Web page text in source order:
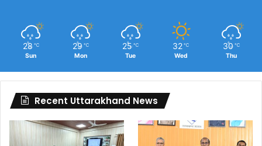
28 ℃
Sun
29 ℃
Mon
25 ℃
Tue
32 ℃
Wed
30 ℃
Thu
Recent Uttarakhand News